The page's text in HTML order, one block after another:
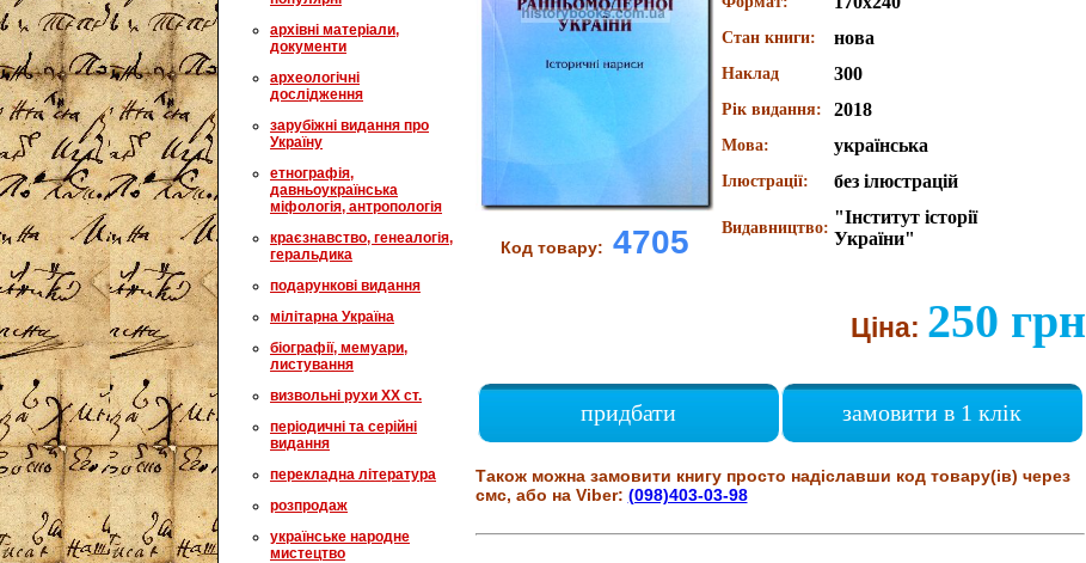
архівні матеріали,
документи
археологічні
дослідження
зарубіжні видання про
Україну
етнографія,
давньоукраїнська
міфологія, антропологія
краєзнавство, генеалогія,
геральдика
подарункові видання
мілітарна Україна
біографії, мемуари,
листування
визвольні рухи XX ст.
періодичні та серійні
видання
перекладна література
розпродаж
українське народне
мистецтво
Код товару: 4705
Стан книги: нова
Наклад 300
Рік видання: 2018
Мова: українська
Ілюстрації: без ілюстрацій
Видавництво:
"Інститут історії
України"
Ціна: 250 грн
придбати замовити в 1 клік
Також можна замовити книгу просто надіславши код товару(ів) через
смс, або на Viber: (098)403-03-98